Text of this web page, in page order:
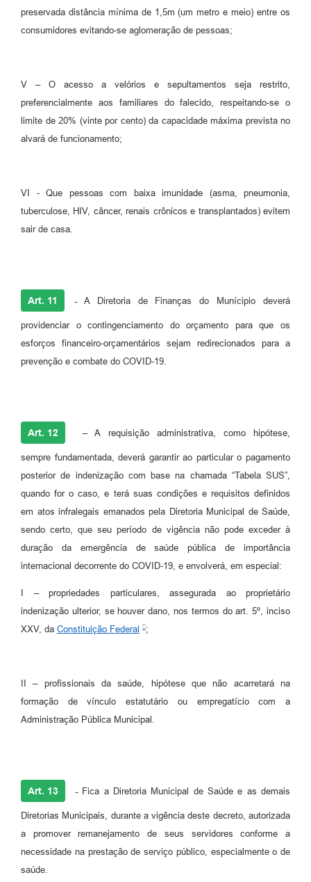
preservada distância mínima de 1,5m (um metro e meio) entre os
consumidores evitando-se aglomeração de pessoas;
V – O acesso a velórios e sepultamentos seja restrito,
preferencialmente aos familiares do falecido, respeitando-se o
limite de 20% (vinte por cento) da capacidade máxima prevista no
alvará de funcionamento;
VI - Que pessoas com baixa imunidade (asma, pneumonia,
tuberculose, HIV, câncer, renais crônicos e transplantados) evitem
sair de casa.
Art. 11 -A Diretoria de Finanças do Munícipio deverá
providenciar o contingenciamento do orçamento para que os
esforços financeiro-orçamentários sejam redirecionados para a
prevenção e combate do COVID-19.
Art. 12 – A requisição administrativa, como hipótese,
sempre fundamentada, deverá garantir ao particular o pagamento
posterior de indenização com base na chamada “Tabela SUS”,
quando for o caso, e terá suas condições e requisitos definidos
em atos infralegais emanados pela Diretoria Municipal de Saúde,
sendo certo, que seu período de vigência não pode exceder à
duração da emergência de saúde pública de importância
internacional decorrente do COVID-19, e envolverá, em especial:
I – propriedades particulares, assegurada ao proprietário
indenização ulterior, se houver dano, nos termos do art. 5º, inciso
XXV, da Constituição Federal ;
II – profissionais da saúde, hipótese que não acarretará na
formação de vínculo estatutário ou empregatício com a
Administração Pública Municipal.
Art. 13 -Fica a Diretoria Municipal de Saúde e as demais
Diretorias Municipais, durante a vigência deste decreto, autorizada
a promover remanejamento de seus servidores conforme a
necessidade na prestação de serviço público, especialmente o de
saúde.